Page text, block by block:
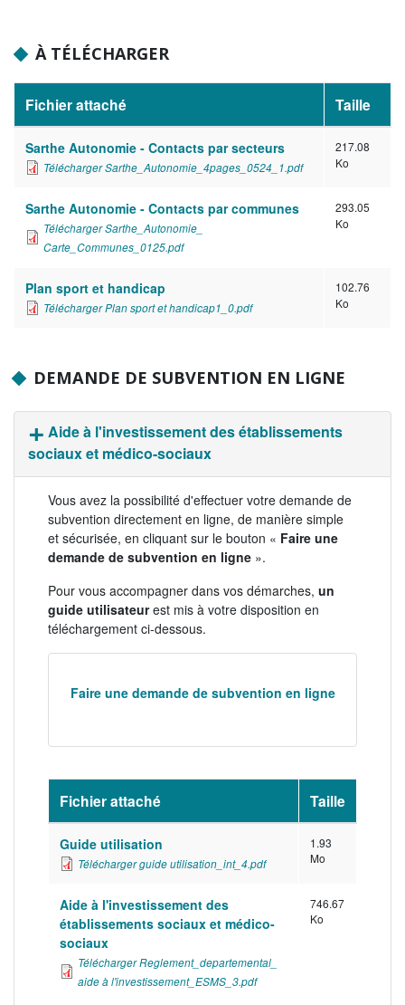
À TÉLÉCHARGER
Fichier attaché Taille
Sarthe Autonomie - Contacts par secteurs
Télécharger Sarthe_Autonomie_4pages_0524_1.pdf
217.08
Ko
Sarthe Autonomie - Contacts par communes
Télécharger Sarthe_Autonomie_
Carte_Communes_0125.pdf
293.05
Ko
Plan sport et handicap
Télécharger Plan sport et handicap1_0.pdf
102.76
Ko
DEMANDE DE SUBVENTION EN LIGNE
Aide à l'investissement des établissements
sociaux et médico-sociaux
Vous avez la possibilité d'effectuer votre demande de
subvention directement en ligne, de manière simple
et sécurisée, en cliquant sur le bouton « Faire une
demande de subvention en ligne ».
Pour vous accompagner dans vos démarches, un
guide utilisateurest mis à votre disposition en
téléchargement ci-dessous.
Faire une demande de subvention en ligne
Fichier attaché Taille
Guide utilisation
Télécharger guide utilisation_int_4.pdf
1.93
Mo
Aide à l'investissement des
établissements sociaux et médico-
sociaux
Télécharger Reglement_departemental_
aide à l'investissement_ESMS_3.pdf
746.67
Ko